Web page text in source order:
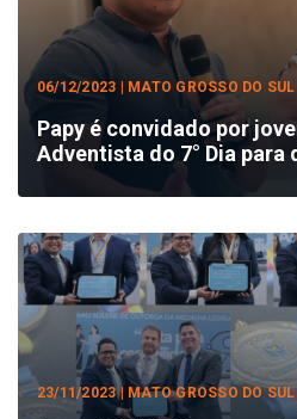
06/12/2023 | MATO GROSSO DO SUL
Papy é convidado por
Adventista do 7° Dia
23/11/2023 | MATO GROSSO DO SUL